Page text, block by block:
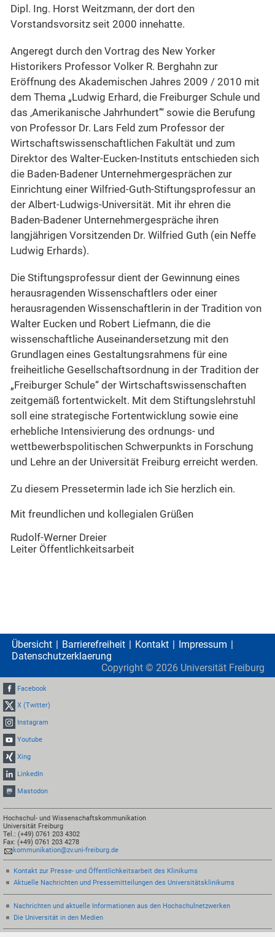
Dipl. Ing. Horst Weitzmann, der dort den
Vorstandsvorsitz seit 2000 innehatte.
Angeregt durch den Vortrag des New Yorker
Historikers Professor Volker R. Berghahn zur
Eröffnung des Akademischen Jahres 2009 / 2010 mit
dem Thema „Ludwig Erhard, die Freiburger Schule und
das ‚Amerikanische Jahrhundert’“ sowie die Berufung
von Professor Dr. Lars Feld zum Professor der
Wirtschaftswissenschaftlichen Fakultät und zum
Direktor des Walter-Eucken-Instituts entschieden sich
die Baden-Badener Unternehmergesprächen zur
Einrichtung einer Wilfried-Guth-Stiftungsprofessur an
der Albert-Ludwigs-Universität. Mit ihr ehren die
Baden-Badener Unternehmergespräche ihren
langjährigen Vorsitzenden Dr. Wilfried Guth (ein Neffe
Ludwig Erhards).
Die Stiftungsprofessur dient der Gewinnung eines
herausragenden Wissenschaftlers oder einer
herausragenden Wissenschaftlerin in der Tradition von
Walter Eucken und Robert Liefmann, die die
wissenschaftliche Auseinandersetzung mit den
Grundlagen eines Gestaltungsrahmens für eine
freiheitliche Gesellschaftsordnung in der Tradition der
„Freiburger Schule“ der Wirtschaftswissenschaften
zeitgemäß fortentwickelt. Mit dem Stiftungslehrstuhl
soll eine strategische Fortentwicklung sowie eine
erhebliche Intensivierung des ordnungs- und
wettbewerbspolitischen Schwerpunkts in Forschung
und Lehre an der Universität Freiburg erreicht werden.
Zu diesem Pressetermin lade ich Sie herzlich ein.
Mit freundlichen und kollegialen Grüßen
Rudolf-Werner Dreier
Leiter Öffentlichkeitsarbeit
Übersicht Barrierefreiheit Kontakt
Impressum
Datenschutzerklaerung
Copyright © 2026 Universität Freiburg
Facebook
X (Twitter)
Instagram
Youtube
Xing
LinkedIn
Mastodon
Hochschul- und Wissenschaftskommunikation
Universität Freiburg
Tel.: (+49) 0761 203 4302
Fax: (+49) 0761 203 4278
kommunikation@zv.uni-freiburg.de
Kontakt zur Presse- und Öffentlichkeitsarbeit des Klinikums
Aktuelle Nachrichten und Pressemitteilungen des Universitätsklinikums
Nachrichten und aktuelle Informationen aus den Hochschulnetzwerken
Die Universität in den Medien